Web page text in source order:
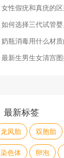
女性假疣和真疣的区别图
如何选择三代试管婴儿
奶瓶消毒用什么材质
最新生男生女清宫图
最新标签
龙凤胎 双胞胎
染色体 卵泡